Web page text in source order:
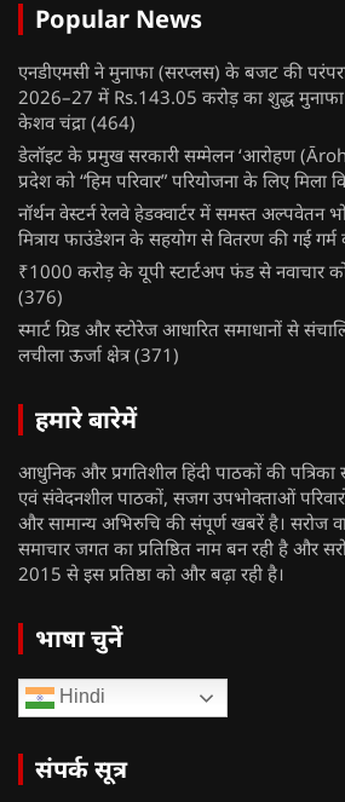
Popular News
एनडीएमसी ने मुनाफा (सरप्लस) के बजट की परंपरा
2026–27 में Rs.143.05 करोड़ का शुद्ध मुनाफा
केशव चंद्रा (464)
डेलॉइट के प्रमुख सरकारी सम्मेलन ‘आरोहण
प्रदेश को “हिम परिवार” परियोजना के लिए मिला
नॉर्थन वेस्टर्न रेलवे हेडक्वार्टर में समस्त अल्पवेतन
मित्राय फाउंडेशन के सहयोग से वितरण की गई गर्म
₹1000 करोड़ के यूपी स्टार्टअप फंड से नवाचार
(376)
स्मार्ट ग्रिड और स्टोरेज आधारित समाधानों से
लचीला ऊर्जा क्षेत्र (371)
हमारे बारेमें
आधुनिक और प्रगतिशील हिंदी पाठकों की पत्रिका
एवं संवेदनशील पाठकों, सजग उपभोक्ताओं
और सामान्य अभिरुचि की संपूर्ण खबरें है। सरोज
समाचार जगत का प्रतिष्ठित नाम बन रही है और
2015 से इस प्रतिष्ठा को और बढ़ा रही है।
भाषा चुनें
Hindi
संपर्क सूत्र